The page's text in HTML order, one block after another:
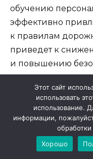
обучению
эффективно
к правилам
приведет к
и повышению
В итоге,
службу поможет
для всех граждан.
основываться на
где каждый
Этот сайт
использовать
использование.
информации,
Хорошо